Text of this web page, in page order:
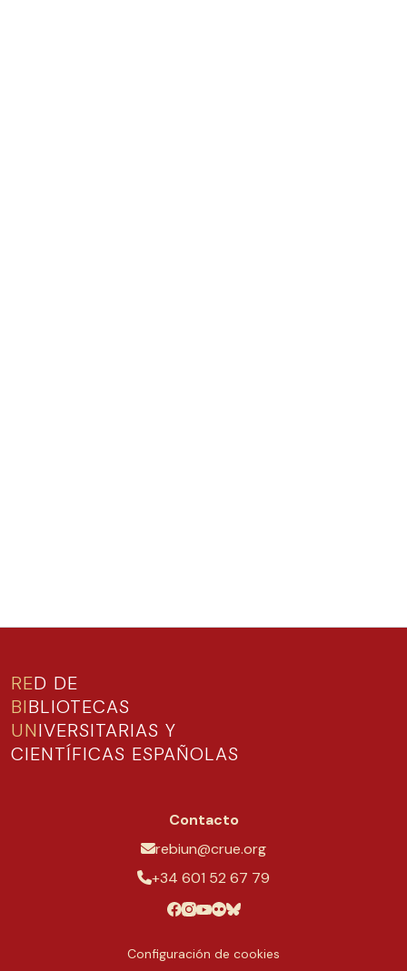
RED DE
BIBLIOTECAS
UNIVERSITARIAS Y
CIENTÍFICAS ESPAÑOLAS
Contacto
rebiun@crue.org
+34 601 52 67 79
Configuración de cookies